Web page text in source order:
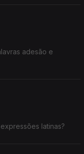
adesão e
latinas?